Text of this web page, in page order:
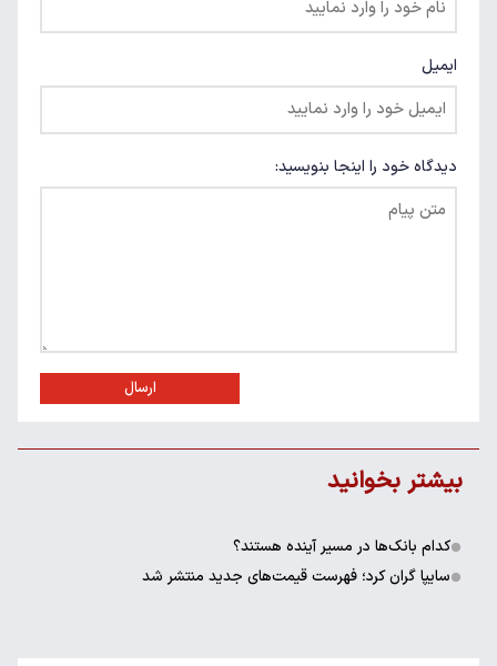
ایمیل
دیدگاه خود را اینجا بنویسید:
ارسال
بیشتر بخوانید
کدام بانک‌ها در مسیر آینده هستند؟
سایپا گران کرد؛ فهرست قیمت‌های جدید منتشر شد